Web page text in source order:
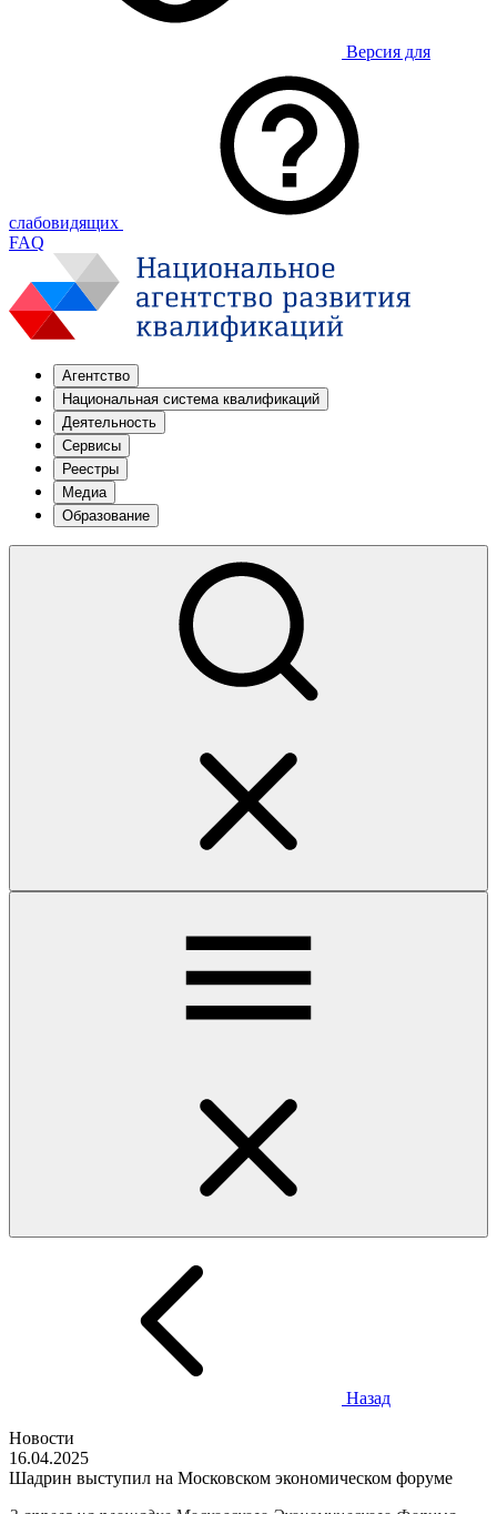
Версия для
слабовидящих
FAQ
Агентство
Национальная система квалификаций
Деятельность
Сервисы
Реестры
Медиа
Образование
Назад
Новости
16.04.2025
Шадрин выступил на Московском экономическом форуме